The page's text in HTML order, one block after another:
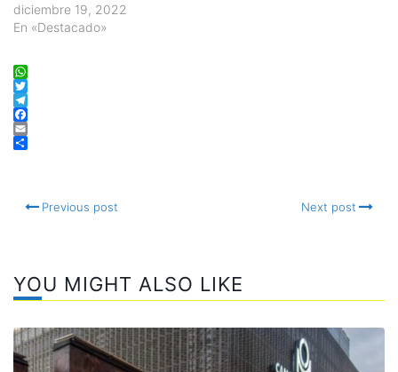
diciembre 19, 2022
En «Destacado»
WhatsApp
Twitter
Telegram
Facebook
Email
Previous post Next post
YOU MIGHT ALSO LIKE